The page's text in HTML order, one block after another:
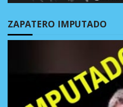
ZAPATERO IMPUTADO